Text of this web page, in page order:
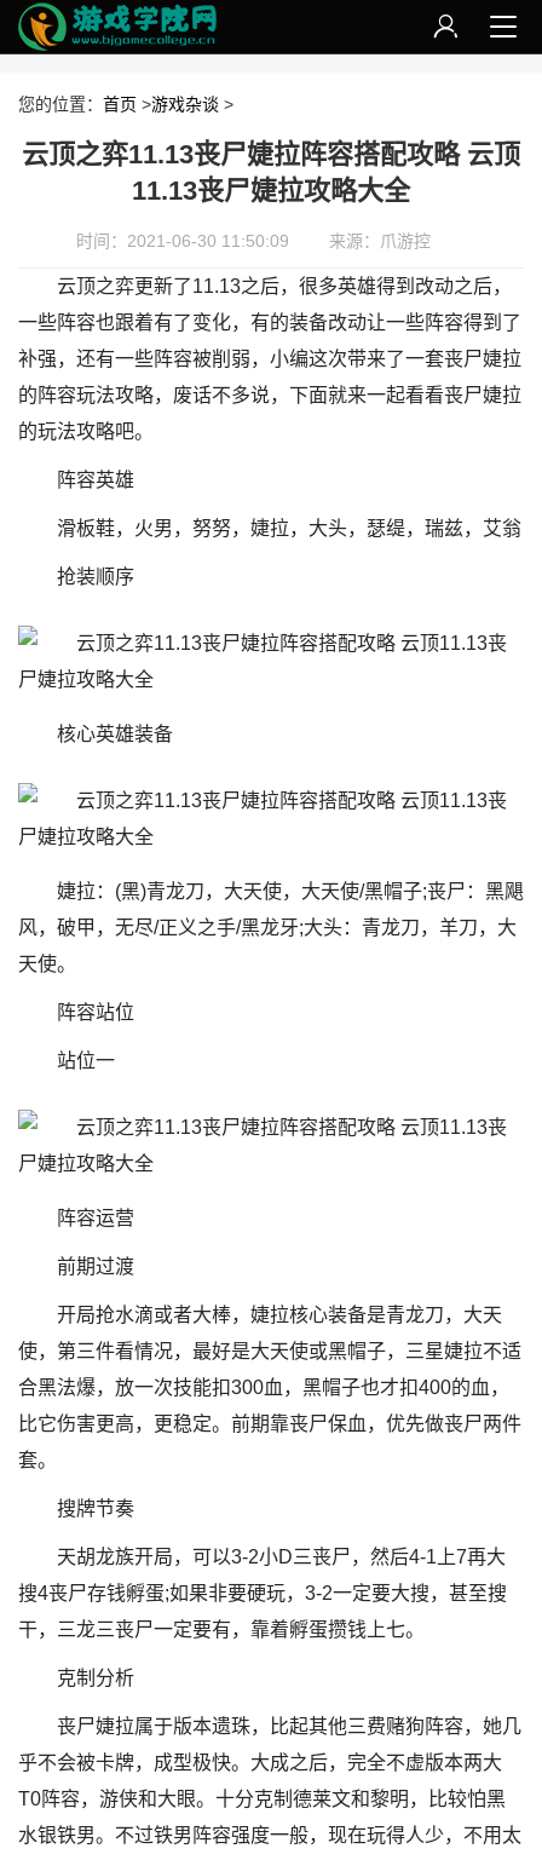
您的位置： 首页 >游戏杂谈 >
云顶之弈11.13丧尸婕拉阵容搭配攻略 云顶
11.13丧尸婕拉攻略大全
时间：2021-06-30 11:50:09 来源：爪游控
云顶之弈更新了11.13之后，很多英雄得到改动之后，
一些阵容也跟着有了变化，有的装备改动让一些阵容得到了
补强，还有一些阵容被削弱，小编这次带来了一套丧尸婕拉
的阵容玩法攻略，废话不多说，下面就来一起看看丧尸婕拉
的玩法攻略吧。
阵容英雄
滑板鞋，火男，努努，婕拉，大头，瑟缇，瑞兹，艾翁
抢装顺序
核心英雄装备
婕拉：(黑)青龙刀，大天使，大天使/黑帽子;丧尸：黑飓
风，破甲，无尽/正义之手/黑龙牙;大头：青龙刀，羊刀，大
天使。
阵容站位
站位一
阵容运营
前期过渡
开局抢水滴或者大棒，婕拉核心装备是青龙刀，大天
使，第三件看情况，最好是大天使或黑帽子，三星婕拉不适
合黑法爆，放一次技能扣300血，黑帽子也才扣400的血，
比它伤害更高，更稳定。前期靠丧尸保血，优先做丧尸两件
套。
搜牌节奏
天胡龙族开局，可以3-2小D三丧尸，然后4-1上7再大
搜4丧尸存钱孵蛋;如果非要硬玩，3-2一定要大搜，甚至搜
干，三龙三丧尸一定要有，靠着孵蛋攒钱上七。
克制分析
丧尸婕拉属于版本遗珠，比起其他三费赌狗阵容，她几
乎不会被卡牌，成型极快。大成之后，完全不虚版本两大
T0阵容，游侠和大眼。十分克制德莱文和黎明，比较怕黑
水银铁男。不过铁男阵容强度一般，现在玩得人少，不用太